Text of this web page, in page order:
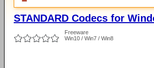
STANDARD Codecs for
Freeware
Win10 / Win7 / Win8